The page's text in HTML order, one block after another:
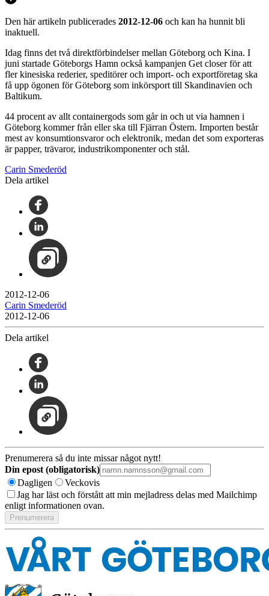
Den här artikeln publicerades 2012-12-06 och kan ha hunnit bli
inaktuell.
Idag finns det två direktförbindelser mellan Göteborg och Kina. I
juni startade Göteborgs Hamn också kampanjen Get closer för att
fler kinesiska rederier, speditörer och import- och exportföretag ska
få upp ögonen för Göteborg som inkörsport till Skandinavien och
Baltikum.
44 procent av allt containergods som går in och ut via hamnen i
Göteborg kommer från eller ska till Fjärran Östern. Importen består
mest av konsumtionsvaror och elektronik, medan det som exporteras
är papper, trävaror, industrikomponenter och stål.
Carin Smederöd
Dela artikel
2012-12-06
Carin Smederöd
2012-12-06
Dela artikel
Prenumerera så du inte missar något nytt!
Din epost (obligatorisk)
Dagligen
Veckovis
Jag har läst och förstått att min mejladress delas med Mailchimp
enligt informationen ovan.